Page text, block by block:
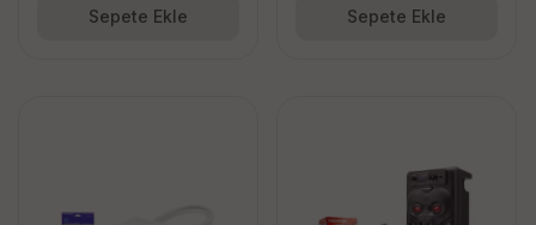
Sepete Ekle Sepete Ekle